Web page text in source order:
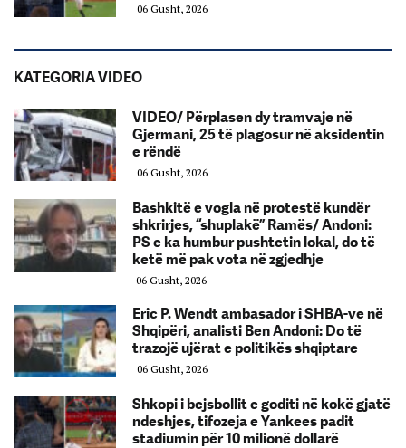
06 Gusht, 2026
KATEGORIA VIDEO
VIDEO/ Përplasen dy tramvaje në
Gjermani, 25 të plagosur në aksidentin
e rëndë
06 Gusht, 2026
Bashkitë e vogla në protestë kundër
shkrirjes, “shuplakë” Ramës/ Andoni:
PS e ka humbur pushtetin lokal, do të
ketë më pak vota në zgjedhje
06 Gusht, 2026
Eric P. Wendt ambasador i SHBA-ve në
Shqipëri, analisti Ben Andoni: Do të
trazojë ujërat e politikës shqiptare
06 Gusht, 2026
Shkopi i bejsbollit e goditi në kokë gjatë
ndeshjes, tifozeja e Yankees padit
stadiumin për 10 milionë dollarë